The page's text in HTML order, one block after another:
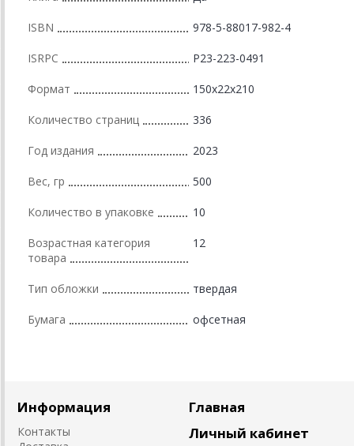
ISBN 978-5-88017-982-4
ISRPC Р23-223-0491
Формат 150x22x210
Количество страниц 336
Год издания 2023
Вес, гр 500
Количество в упаковке 10
Возрастная категория
товара
12
Тип обложки твердая
Бумага офсетная
Информация
Контакты
Главная
Личный кабинет